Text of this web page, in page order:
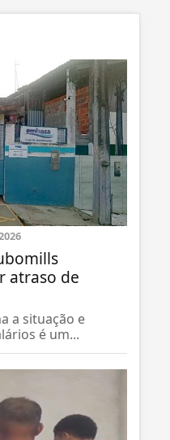
atraso de
a situação e
é um...